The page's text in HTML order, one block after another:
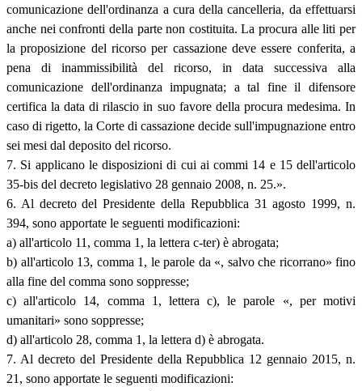
comunicazione dell'ordinanza a cura della cancelleria, da effettuarsi
anche nei confronti della parte non costituita. La procura alle liti per
la proposizione del ricorso per cassazione deve essere conferita, a
pena di inammissibilità del ricorso, in data successiva alla
comunicazione dell'ordinanza impugnata; a tal fine il difensore
certifica la data di rilascio in suo favore della procura medesima. In
caso di rigetto, la Corte di cassazione decide sull'impugnazione entro
sei mesi dal deposito del ricorso.
7. Si applicano le disposizioni di cui ai commi 14 e 15 dell'articolo
35-bis del decreto legislativo 28 gennaio 2008, n. 25.».
6. Al decreto del Presidente della Repubblica 31 agosto 1999, n.
394, sono apportate le seguenti modificazioni:
a) all'articolo 11, comma 1, la lettera c-ter) è abrogata;
b) all'articolo 13, comma 1, le parole da «, salvo che ricorrano» fino
alla fine del comma sono soppresse;
c) all'articolo 14, comma 1, lettera c), le parole «, per motivi
umanitari» sono soppresse;
d) all'articolo 28, comma 1, la lettera d) è abrogata.
7. Al decreto del Presidente della Repubblica 12 gennaio 2015, n.
21, sono apportate le seguenti modificazioni: